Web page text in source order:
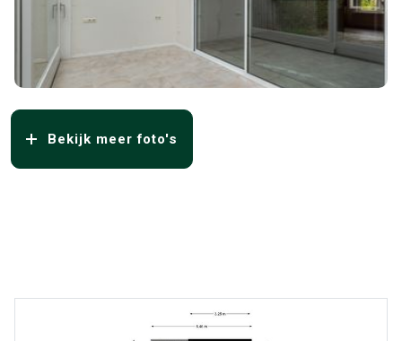
Bekijk meer foto's